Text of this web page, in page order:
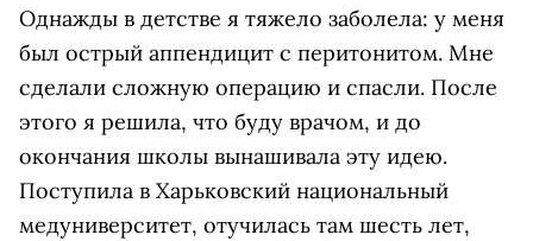
Однажды в детстве я тяжело заболела: у меня
был острый аппендицит с перитонитом. Мне
сделали сложную операцию и спасли. После
этого я решила, что буду врачом, и до
окончания школы вынашивала эту идею.
Поступила в Харьковский национальный
медуниверситет, отучилась там шесть лет,